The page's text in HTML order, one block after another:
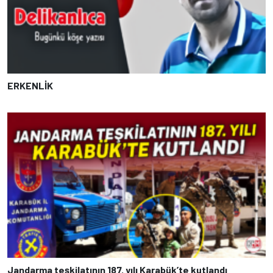
ERKENLİK
Jandarma teşkilatının 187. yılı Karabük’te kutlandı